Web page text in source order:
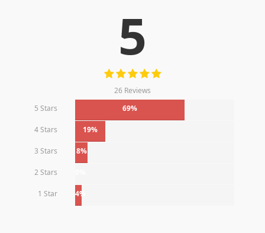
5
26 Reviews
5 Stars
69%
4 Stars 19%
3 Stars 8%
2 Stars
1 Star 4%